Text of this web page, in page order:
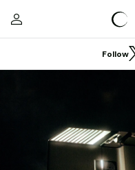
Follow